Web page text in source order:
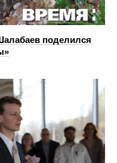
поделился